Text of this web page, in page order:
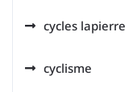
cycles lapierre
cyclisme